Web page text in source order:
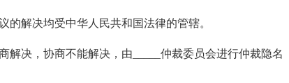
的解决均受中华人民共和国法律的管辖。
解决，协商不能解决，由_____仲裁委员会进行仲裁隐名